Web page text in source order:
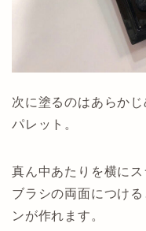
次に塗るのはあらか
パレット。
真ん中あたりを横に
ブラシの両面につけ
ンが作れます。